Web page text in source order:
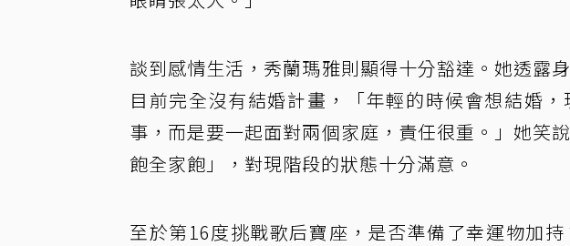
談到感情生活，秀蘭瑪雅則顯得十分豁達。她透露
目前完全沒有結婚計畫，「年輕的時候會想結婚
事，而是要一起面對兩個家庭，責任很重。」她笑
飽全家飽」，對現階段的狀態十分滿意。
至於第16度挑戰歌后寶座，是否準備了幸運物加